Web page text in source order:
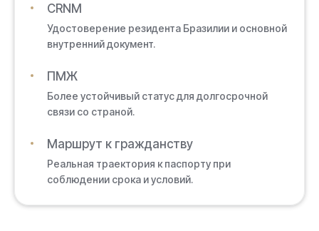
CRNM
Удостоверение резидента Бразилии и основной
внутренний документ.
ПМЖ
Более устойчивый статус для долгосрочной
связи со страной.
Маршрут к гражданству
Реальная траектория к паспорту при
соблюдении срока и условий.